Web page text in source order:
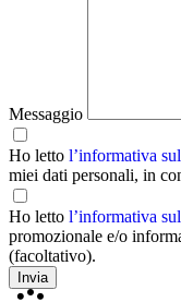
Messaggio
Ho letto l’informativa
miei dati personali, in
Ho letto l’informativa
promozionale e/o
(facoltativo).